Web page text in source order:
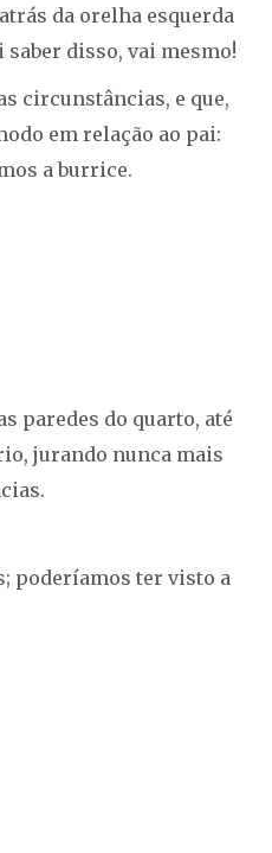
da orelha esquerda
saber disso, vai mesmo!
circunstâncias, e que,
em relação ao pai:
a burrice.
paredes do quarto, até
jurando nunca mais
poderíamos ter visto a